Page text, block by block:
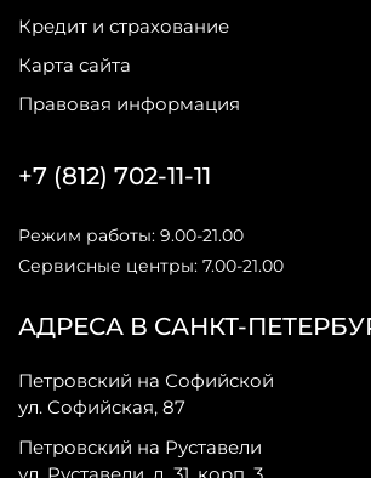
Кредит и страхование
Карта сайта
Правовая информация
АДРЕСА В САНКТ-
Петровский на Софийской
ул. Софийская, 87
Петровский на Руставели
+7 (812) 702-11-11
Режим работы: 9.00-21.00
Сервисные центры: 7.00-21.00